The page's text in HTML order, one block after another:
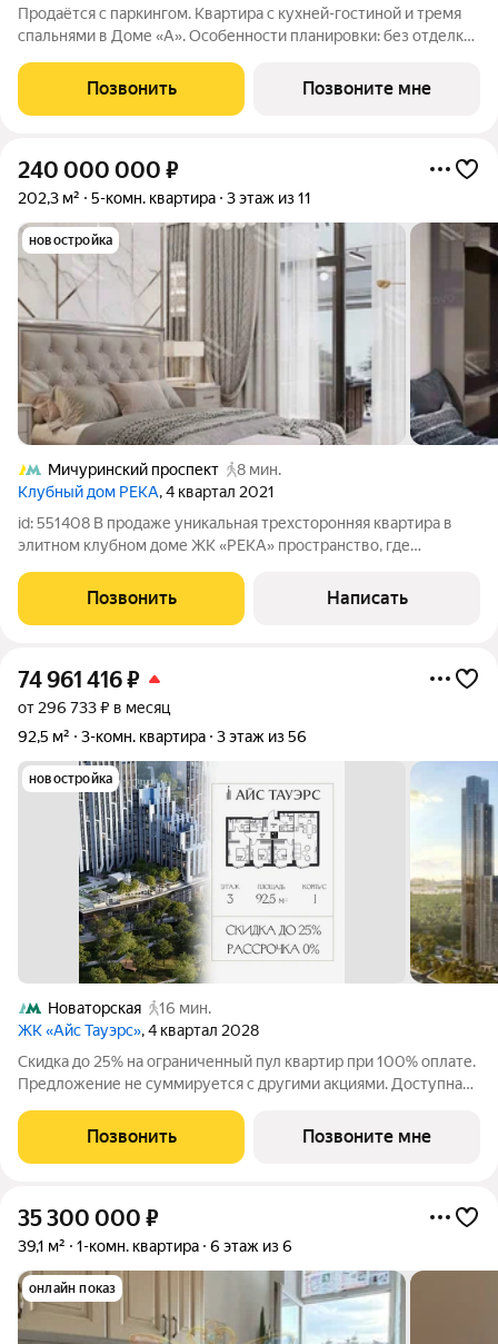
Продаётся с паркингом. Квартира с кухней-гостиной и тремя
спальнями в Доме «А». Особенности планировки: без отделки,
спальни. Срок сдачи IV кв. 2027 Дом А - проект от застройщика
Брусника
Позвонить Позвоните мне
240 000 000 ₽
202,3 м² 5-комн. квартира 3 этаж из 11
новостройка
Мичуринский проспект
8 мин.
Клубный дом РЕКА, 4 квартал 2021
id: 551408 В продаже уникальная трехсторонняя квартира в
элитном клубном доме ЖК «РЕКА» пространство, где
тишины и природы за окном. Окна выходят на разные стороны
света, в квартире много воздуха и
Позвонить Написать
74 961 416₽
от 296 733 ₽ в месяц
92,5 м²
3-комн. квартира 3 этаж из 56
новостройка
Новаторская
16 мин.
ЖК «Айс Тауэрс», 4 квартал 2028
Скидка до 25% на ограниченный пул квартир при 100% оплате.
Предложение не суммируется с другими акциями. Доступна
комнатная квартира 92.5 м на 3 этаже в премиальном ЖК «Айс
Тауэрс» (ЗАО Москвы, ул.
Позвонить Позвоните мне
35 300 000 ₽
39,1 м² 1-комн. квартира 6 этаж из 6
онлайн показ